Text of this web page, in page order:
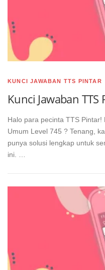
KUNCI JAWABAN TTS PINTAR
Kunci Jawaban
Halo para pecinta TTS
Umum Level 745 ? Tenang,
punya solusi lengkap untuk
ini. …